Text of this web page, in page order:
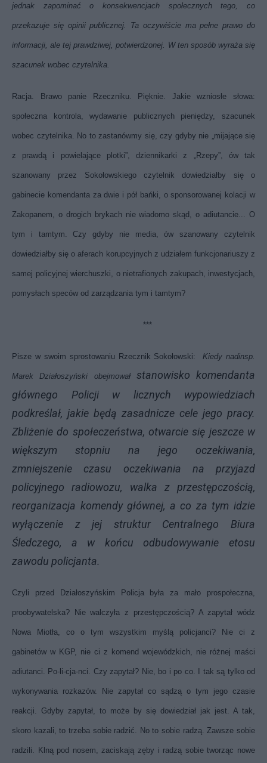
jednak zapominać o konsekwencjach społecznych tego, co
przekazuje się opinii publicznej. Ta oczywiście ma pełne prawo do
informacji, ale tej prawdziwej, potwierdzonej. W ten sposób wyraża się
szacunek wobec czytelnika.
Racja. Brawo panie Rzeczniku. Pięknie. Jakie wzniosłe słowa:
społeczna kontrola, wydawanie publicznych pieniędzy, szacunek
wobec czytelnika. No to zastanówmy się, czy gdyby nie „mijające się
z prawdą i powielające plotki”, dziennikarki z „Rzepy”, ów tak
szanowany przez Sokołowskiego czytelnik dowiedziałby się o
gabinecie komendanta za dwie i pół bańki, o sponsorowanej kolacji w
Zakopanem, o drogich brykach nie wiadomo skąd, o adiutancie... O
tym i tamtym. Czy gdyby nie media, ów szanowany czytelnik
dowiedziałby się o aferach korupcyjnych z udziałem funkcjonariuszy z
samej policyjnej wierchuszki, o nietrafionych zakupach, inwestycjach,
pomysłach speców od zarządzania tym i tamtym?
***
Pisze w swoim sprostowaniu Rzecznik Sokołowski: Kiedy nadinsp.
Marek Działoszyński obejmowałstanowisko komendanta
głównego Policji w licznych wypowiedziach
podkreślał, jakie będą zasadnicze cele jego pracy.
Zbliżenie do społeczeństwa, otwarcie się jeszcze w
większym stopniu na jego oczekiwania,
zmniejszenie czasu oczekiwania na przyjazd
policyjnego radiowozu, walka z przestępczością,
reorganizacja komendy głównej, a co za tym idzie
wyłączenie z jej struktur Centralnego Biura
Śledczego, a w końcu odbudowywanie etosu
zawodu policjanta.
Czyli przed Działoszyńskim Policja była za mało prospołeczna,
proobywatelska? Nie walczyła z przestępczością? A zapytał wódz
Nowa Miotła, co o tym wszystkim myślą policjanci? Nie ci z
gabinetów w KGP, nie ci z komend wojewódzkich, nie różnej maści
adiutanci. Po-li-cja-nci. Czy zapytał? Nie, bo i po co. I tak są tylko od
wykonywania rozkazów. Nie zapytał co sądzą o tym jego czasie
reakcji. Gdyby zapytał, to może by się dowiedział jak jest. A tak,
skoro kazali, to trzeba sobie radzić. No to sobie radzą. Zawsze sobie
radzili. Klną pod nosem, zaciskają zęby i radzą sobie tworząc nowe